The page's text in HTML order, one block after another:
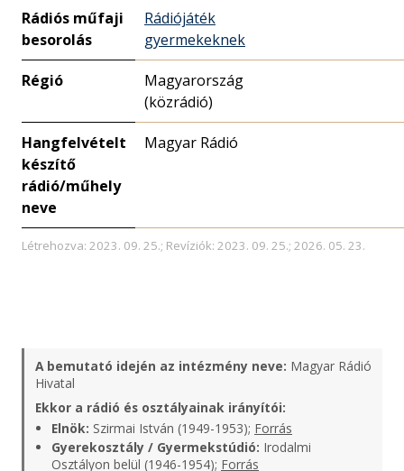
Rádiós műfaji
besorolás
Rádiójáték
gyermekeknek
Régió
Magyarország
(közrádió)
Hangfelvételt
készítő
rádió/műhely
neve
Magyar Rádió
Létrehozva: 2023. 09. 25.; Revíziók: 2023. 09. 25.; 2026. 05. 23.
A bemutató idején az intézmény neve: Magyar Rádió
Hivatal
Ekkor a rádió és osztályainak irányítói:
Elnök: Szirmai István (1949-1953); Forrás
Gyerekosztály / Gyermekstúdió: Irodalmi
Osztályon belül (1946-1954); Forrás